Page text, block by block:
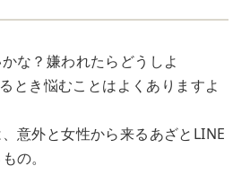
な？嫌われたらどうしよ
とき悩むことはよくありますよ
意外と女性から来るあざとLINE
の。